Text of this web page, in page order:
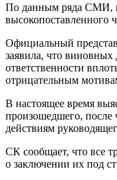
По данным ряда СМИ,
высокопоставленного
Официальный
заявила, что
ответственности
отрицательным
В настоящее время
произошедшего, после
действиям
СК сообщает, что все
о заключении их под